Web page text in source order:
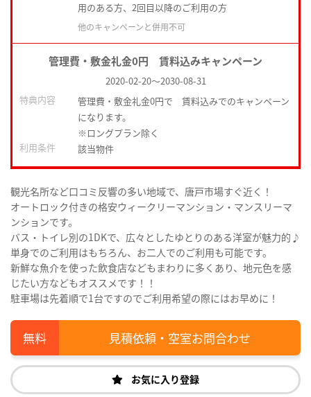
用のある方、2回目以降のご利用の方
他のキャンペーンと併用不可
管理費・敷金礼金0円 賃料込みキャンペーン
2020-02-20～2030-08-31
特典内容
管理費・敷金礼金0円で 賃料込みでのキャンペーン
になります。
※ロングプラン除く
利用条件
該当物件
観光名所など口コミ反響の多い地域で、唐戸市場すぐ近く！
オートロック付きの格安ウィークリーマンション・マンスリーマ
ンションです。
バス・トイレ別の1DKで、広々としたゆとりのある洋室が魅力的♪
単身でのご利用はもちろん、お二人でのご利用も可能です。
新鮮な魚介を使った飲食店などもまわりに多くあり、地元色を感
じたい方などもオススメです！！
駐車場は先着順で1台ですのでご利用希望の際にはお早めに！
見積依頼・空室お問合わせ
お気に入り登録